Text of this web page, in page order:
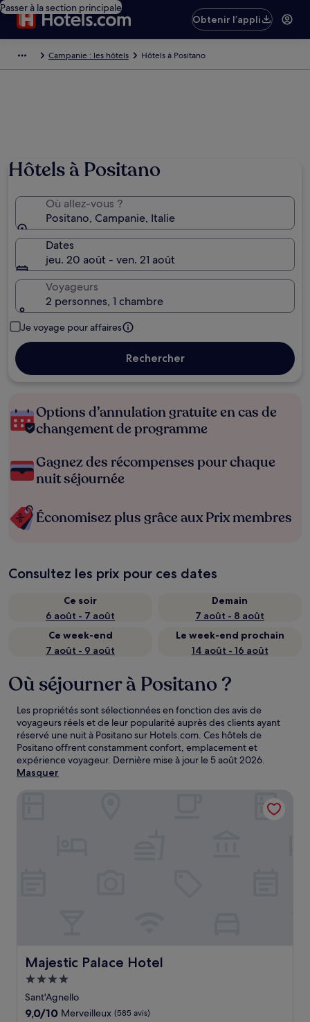
Passer à la section principale
Obtenir l’appli
Campanie : les hôtels Hôtels à Positano
Hôtels à Positano
Où allez-vous ?
Positano, Campanie, Italie
Dates
jeu. 20 août - ven. 21 août
Voyageurs
2 personnes, 1 chambre
Je voyage pour affaires
Rechercher
Options d’annulation gratuite en cas de
changement de programme
Gagnez des récompenses pour chaque
nuit séjournée
Économisez plus grâce aux Prix membres
Consultez les prix pour ces dates
Ce soir
6 août - 7 août
Demain
7 août - 8 août
Ce week-end
7 août - 9 août
Le week-end prochain
14 août - 16 août
Où séjourner à Positano ?
Les propriétés sont sélectionnées en fonction des avis de
voyageurs réels et de leur popularité auprès des clients ayant
réservé une nuit à Positano sur Hotels.com. Ces hôtels de
Positano offrent constamment confort, emplacement et
expérience voyageur. Dernière mise à jour le5 août 2026.
Masquer
Majestic Palace Hotel
Majestic Palace Hotel
Hébergement
4.0 étoiles
Sant'Agnello
9.0
9,0/10 Merveilleux (585 avis)